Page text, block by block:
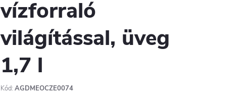
vízforraló
világítással, üveg
1,7 l
Kód: AGDMEOCZE0074